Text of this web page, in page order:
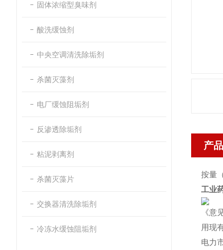
固体浓缩型臭味剂
酸洗缓蚀剂
中央空调清洗除垢剂
杀菌灭藻剂
电厂缓蚀阻垢剂
反渗透除垢剂
粘泥剥离剂
杀菌灭藻片
交换器清洗除垢剂
冷冻水缓蚀阻垢剂
产
按量
工业
《意
用现
电力